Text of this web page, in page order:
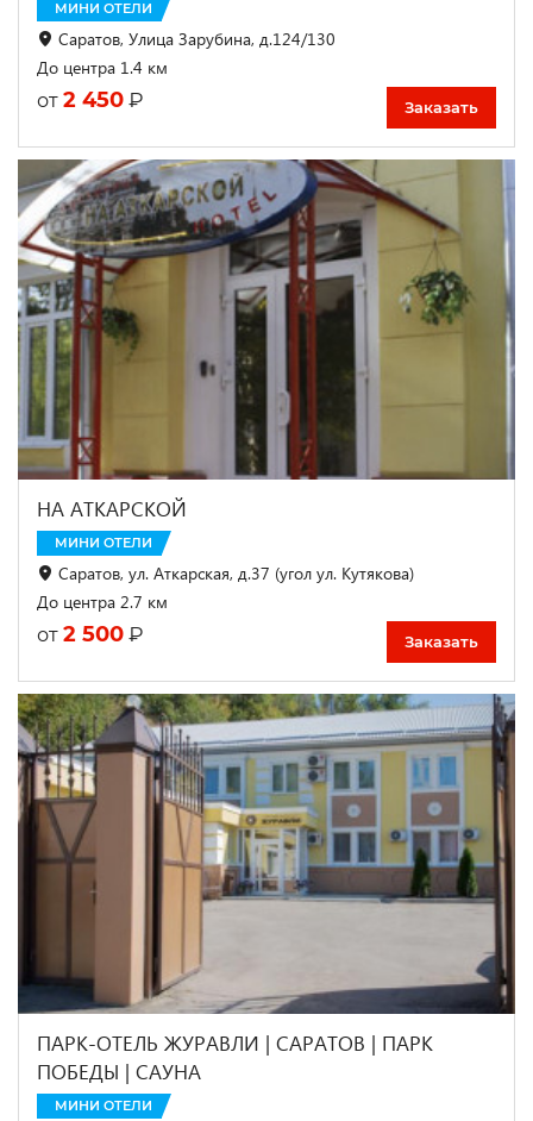
МИНИ ОТЕЛИ
Саратов, Улица Зарубина, д.124/130
До центра 1.4 км
от 2 450 ₽ Заказать
НА АТКАРСКОЙ
МИНИ ОТЕЛИ
Саратов, ул. Аткарская, д.37 (угол ул. Кутякова)
До центра 2.7 км
от 2 500 ₽ Заказать
ПАРК-ОТЕЛЬ ЖУРАВЛИ | САРАТОВ | ПАРК
ПОБЕДЫ | САУНА
МИНИ ОТЕЛИ